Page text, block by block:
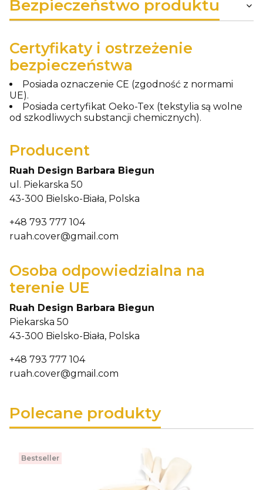
Bezpieczeństwo produktu
Certyfikaty i ostrzeżenie
bezpieczeństwa
Posiada oznaczenie CE (zgodność z normami
UE).
Posiada certyfikat Oeko-Tex (tekstylia są wolne
od szkodliwych substancji chemicznych).
Producent
Ruah Design Barbara Biegun
ul. Piekarska 50
43-300 Bielsko-Biała, Polska
+48 793 777 104
ruah.cover@gmail.com
Osoba odpowiedzialna na
terenie UE
Ruah Design Barbara Biegun
Piekarska 50
43-300 Bielsko-Biała, Polska
+48 793 777 104
ruah.cover@gmail.com
Polecane produkty
Bestseller